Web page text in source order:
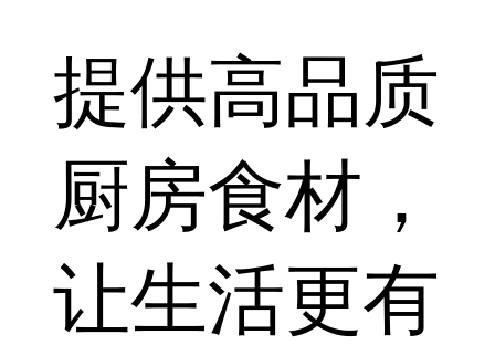
提供高品质
厨房食材，
让生活更有